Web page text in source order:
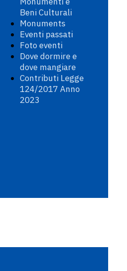
Beni Culturali
Monuments
Eventi passati
Foto eventi
Dove dormire e
dove mangiare
Contributi Legge
124/2017 Anno
2023